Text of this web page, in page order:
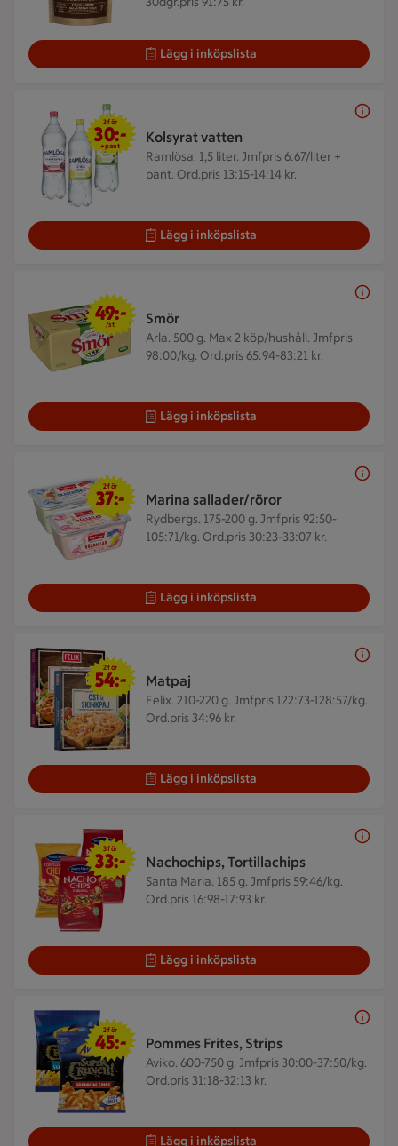
Lägg i inköpslista
Kolsyrat vatten
Ramlösa. 1,5 liter. Jmfpris 6:67/liter +
pant. Ord.pris 13:15-14:14 kr.
3 för 30 kr
3 för
30:-
+pant
Lägg i inköpslista
Smör
Arla. 500 g. Max 2 köp/hushåll. Jmfpris
98:00/kg. Ord.pris 65:94-83:21 kr.
49 kr/st
49:-
/st
Lägg i inköpslista
Marina sallader/röror
Rydbergs. 175-200 g. Jmfpris 92:50-
105:71/kg. Ord.pris 30:23-33:07 kr.
2 för 37 kr
2 för
37:-
Lägg i inköpslista
Matpaj
Felix. 210-220 g. Jmfpris 122:73-128:57/kg.
Ord.pris 34:96 kr.
2 för 54 kr
2 för
54:-
Lägg i inköpslista
Nachochips, Tortillachips
Santa Maria. 185 g. Jmfpris 59:46/kg.
Ord.pris 16:98-17:93 kr.
3 för 33 kr
3 för
33:-
Lägg i inköpslista
Pommes Frites, Strips
Aviko. 600-750 g. Jmfpris 30:00-37:50/kg.
Ord.pris 31:18-32:13 kr.
2 för 45 kr
2 för
45:-
Lägg i inköpslista